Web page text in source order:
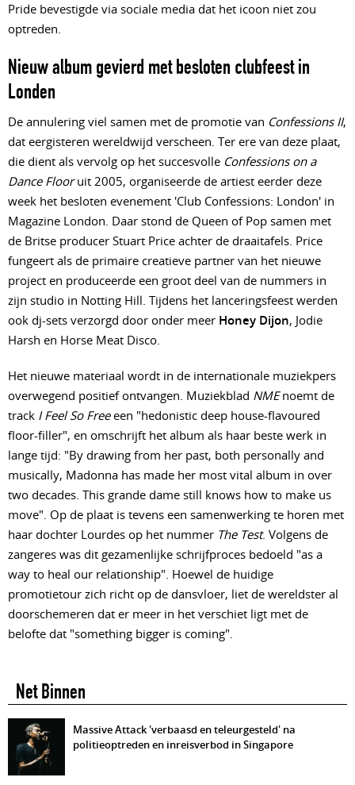
Pride bevestigde via sociale media dat het icoon niet zou
optreden.
Nieuw album gevierd met besloten clubfeest in
Londen
De annulering viel samen met de promotie van Confessions II,
dat eergisteren wereldwijd verscheen. Ter ere van deze plaat,
die dient als vervolg op het succesvolle Confessions on a
Dance Flooruit 2005, organiseerde de artiest eerder deze
week het besloten evenement 'Club Confessions: London' in
Magazine London. Daar stond de Queen of Pop samen met
de Britse producer Stuart Price achter de draaitafels. Price
fungeert als de primaire creatieve partner van het nieuwe
project en produceerde een groot deel van de nummers in
zijn studio in Notting Hill. Tijdens het lanceringsfeest werden
ook dj-sets verzorgd door onder meer Honey Dijon, Jodie
Harsh en Horse Meat Disco.
Het nieuwe materiaal wordt in de internationale muziekpers
overwegend positief ontvangen. Muziekblad NMEnoemt de
track I Feel So Freeeen "hedonistic deep house-flavoured
floor-filler", en omschrijft het album als haar beste werk in
lange tijd: "By drawing from her past, both personally and
musically, Madonna has made her most vital album in over
two decades. This grande dame still knows how to make us
move". Op de plaat is tevens een samenwerking te horen met
haar dochter Lourdes op het nummer The Test. Volgens de
zangeres was dit gezamenlijke schrijfproces bedoeld "as a
way to heal our relationship". Hoewel de huidige
promotietour zich richt op de dansvloer, liet de wereldster al
doorschemeren dat er meer in het verschiet ligt met de
belofte dat "something bigger is coming".
Net Binnen
Massive Attack 'verbaasd en teleurgesteld' na
politieoptreden en inreisverbod in Singapore